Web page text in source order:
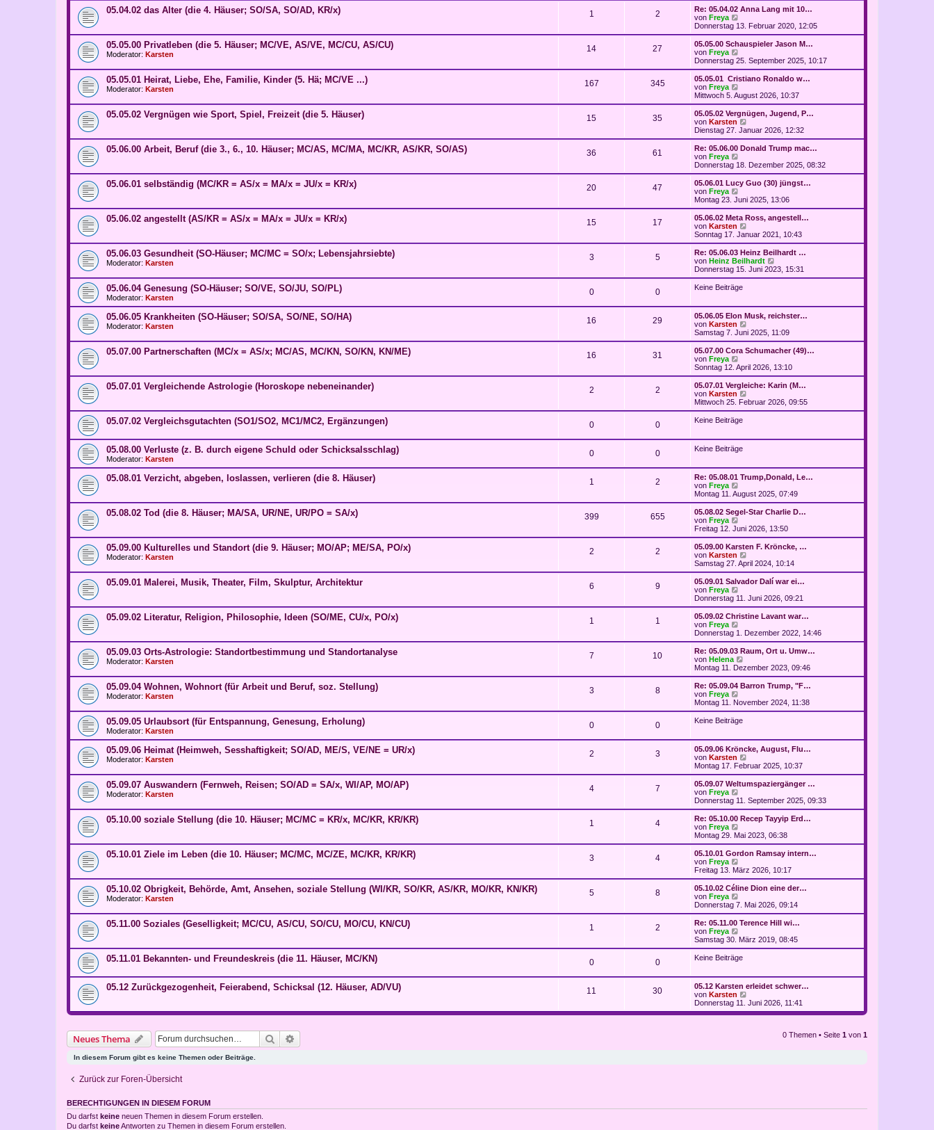
a
g
05.04.02 das Alter (die 4. Häuser; SO/SA, SO/AD, KR/x) 1 2
Re: 05.04.02 Anna Lang mit 10…
von Freya
e
u
e
t
B
i
r
a
g
Donnerstag 13. Februar 2020, 12:05
05.05.00 Privatleben (die 5. Häuser; MC/VE, AS/VE, MC/CU, AS/CU)
Moderator: Karsten
14 27
05.05.00 Schauspieler Jason M…
von Freya
e
u
e
t
B
e
i
r
g
Donnerstag 25. September 2025, 10:17
05.05.01 Heirat, Liebe, Ehe, Familie, Kinder (5. Hä; MC/VE ...)
Moderator: Karsten
167 345
05.05.01 Cristiano Ronaldo w…
von Freya
e
u
e
s
t
r
B
e
i
r
g
Mittwoch 5. August 2026, 10:37
05.05.02 Vergnügen wie Sport, Spiel, Freizeit (die 5. Häuser) 15 35
05.05.02 Vergnügen, Jugend, P…
von Karsten
e
u
e
t
r
B
e
i
r
g
Dienstag 27. Januar 2026, 12:32
05.06.00 Arbeit, Beruf (die 3., 6., 10. Häuser; MC/AS, MC/MA, MC/KR, AS/KR, SO/AS) 36 61
Re: 05.06.00 Donald Trump mac…
von Freya
e
u
e
s
t
B
e
i
r
a
g
Donnerstag 18. Dezember 2025, 08:32
05.06.01 selbständig (MC/KR = AS/x = MA/x = JU/x = KR/x) 20 47
05.06.01 Lucy Guo (30) jüngst…
von Freya
e
u
e
s
t
r
B
e
i
r
g
Montag 23. Juni 2025, 13:06
05.06.02 angestellt (AS/KR = AS/x = MA/x = JU/x = KR/x) 15 17
05.06.02 Meta Ross, angestell…
von Karsten
e
u
e
s
i
t
a
g
Sonntag 17. Januar 2021, 10:43
05.06.03 Gesundheit (SO-Häuser; MC/MC = SO/x; Lebensjahrsiebte)
Moderator: Karsten
3 5
Re: 05.06.03 Heinz Beilhardt …
von Heinz Beilhardt
e
u
e
r
e
i
t
a
g
Donnerstag 15. Juni 2023, 15:31
05.06.04 Genesung (SO-Häuser; SO/VE, SO/JU, SO/PL)
Moderator: Karsten
0 0 Keine Beiträge
05.06.05 Krankheiten (SO-Häuser; SO/SA, SO/NE, SO/HA)
Moderator: Karsten
16 29
05.06.05 Elon Musk, reichster…
von Karsten
e
u
e
t
r
B
e
i
g
Samstag 7. Juni 2025, 11:09
05.07.00 Partnerschaften (MC/x = AS/x; MC/AS, MC/KN, SO/KN, KN/ME) 16 31
05.07.00 Cora Schumacher (49)…
von Freya
e
u
e
s
t
B
i
t
a
g
Sonntag 12. April 2026, 13:10
05.07.01 Vergleichende Astrologie (Horoskope nebeneinander) 2 2
05.07.01 Vergleiche: Karin (M…
von Karsten
e
u
e
e
i
r
a
g
Mittwoch 25. Februar 2026, 09:55
05.07.02 Vergleichsgutachten (SO1/SO2, MC1/MC2, Ergänzungen) 0 0 Keine Beiträge
05.08.00 Verluste (z. B. durch eigene Schuld oder Schicksalsschlag)
Moderator: Karsten
0 0 Keine Beiträge
05.08.01 Verzicht, abgeben, loslassen, verlieren (die 8. Häuser) 1 2
Re: 05.08.01 Trump,Donald, Le…
von Freya
e
u
e
t
B
e
i
r
g
Montag 11. August 2025, 07:49
05.08.02 Tod (die 8. Häuser; MA/SA, UR/NE, UR/PO = SA/x) 399 655
05.08.02 Segel-Star Charlie D…
von Freya
e
u
e
s
t
e
B
e
i
r
g
Freitag 12. Juni 2026, 13:50
05.09.00 Kulturelles und Standort (die 9. Häuser; MO/AP; ME/SA, PO/x)
Moderator: Karsten
2 2
05.09.00 Karsten F. Kröncke, …
von Karsten
e
u
e
t
r
B
e
i
r
g
Samstag 27. April 2024, 10:14
05.09.01 Malerei, Musik, Theater, Film, Skulptur, Architektur 6 9
05.09.01 Salvador Dalí war ei…
von Freya
e
u
e
r
B
e
i
r
g
Donnerstag 11. Juni 2026, 09:21
05.09.02 Literatur, Religion, Philosophie, Ideen (SO/ME, CU/x, PO/x) 1 1
05.09.02 Christine Lavant war…
von Freya
u
e
s
t
r
B
i
r
g
Donnerstag 1. Dezember 2022, 14:46
05.09.03 Orts-Astrologie: Standortbestimmung und Standortanalyse
Moderator: Karsten
7 10
Re: 05.09.03 Raum, Ort u. Umw…
von Helena
e
u
e
t
i
t
r
a
g
Montag 11. Dezember 2023, 09:46
05.09.04 Wohnen, Wohnort (für Arbeit und Beruf, soz. Stellung)
Moderator: Karsten
3 8
Re: 05.09.04 Barron Trump, "F…
von Freya
e
u
e
e
r
B
e
i
t
a
g
Montag 11. November 2024, 11:38
05.09.05 Urlaubsort (für Entspannung, Genesung, Erholung)
Moderator: Karsten
0 0 Keine Beiträge
05.09.06 Heimat (Heimweh, Sesshaftigkeit; SO/AD, ME/S, VE/NE = UR/x)
Moderator: Karsten
2 3
05.09.06 Kröncke, August, Flu…
von Karsten
e
u
e
t
B
e
i
r
g
Montag 17. Februar 2025, 10:37
05.09.07 Auswandern (Fernweh, Reisen; SO/AD = SA/x, WI/AP, MO/AP)
Moderator: Karsten
4 7
05.09.07 Weltumspaziergänger …
von Freya
e
u
e
t
B
e
i
r
g
Donnerstag 11. September 2025, 09:33
05.10.00 soziale Stellung (die 10. Häuser; MC/MC = KR/x, MC/KR, KR/KR) 1 4
Re: 05.10.00 Recep Tayyip Erd…
von Freya
e
u
e
t
r
B
e
r
g
Montag 29. Mai 2023, 06:38
05.10.01 Ziele im Leben (die 10. Häuser; MC/MC, MC/ZE, MC/KR, KR/KR) 3 4
05.10.01 Gordon Ramsay intern…
von Freya
e
u
e
t
r
B
e
i
r
g
Freitag 13. März 2026, 10:17
05.10.02 Obrigkeit, Behörde, Amt, Ansehen, soziale Stellung (WI/KR, SO/KR, AS/KR, MO/KR, KN/KR)
Moderator: Karsten
5 8
05.10.02 Céline Dion eine der…
von Freya
e
u
e
t
B
i
t
r
a
g
Donnerstag 7. Mai 2026, 09:14
05.11.00 Soziales (Geselligkeit; MC/CU, AS/CU, SO/CU, MO/CU, KN/CU) 1 2
Re: 05.11.00 Terence Hill wi…
von Freya
e
u
e
e
r
B
e
i
Samstag 30. März 2019, 08:45
05.11.01 Bekannten- und Freundeskreis (die 11. Häuser, MC/KN) 0 0 Keine Beiträge
05.12 Zurückgezogenheit, Feierabend, Schicksal (12. Häuser, AD/VU) 11 30
05.12 Karsten erleidet schwer…
von Karsten
e
u
g
Donnerstag 11. Juni 2026, 11:41
Neues Thema Suche 0 Themen • Seite 1 von 1
In diesem Forum gibt es keine Themen oder Beiträge.
Zurück zur Foren-Übersicht
BERECHTIGUNGEN IN DIESEM FORUM
Du darfst keine neuen Themen in diesem Forum erstellen.
Du darfst keineAntworten zu Themen in diesem Forum erstellen.